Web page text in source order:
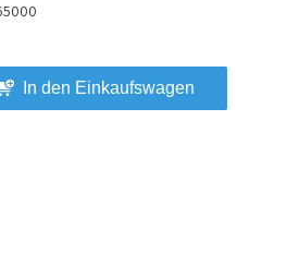
In den Einkaufswagen